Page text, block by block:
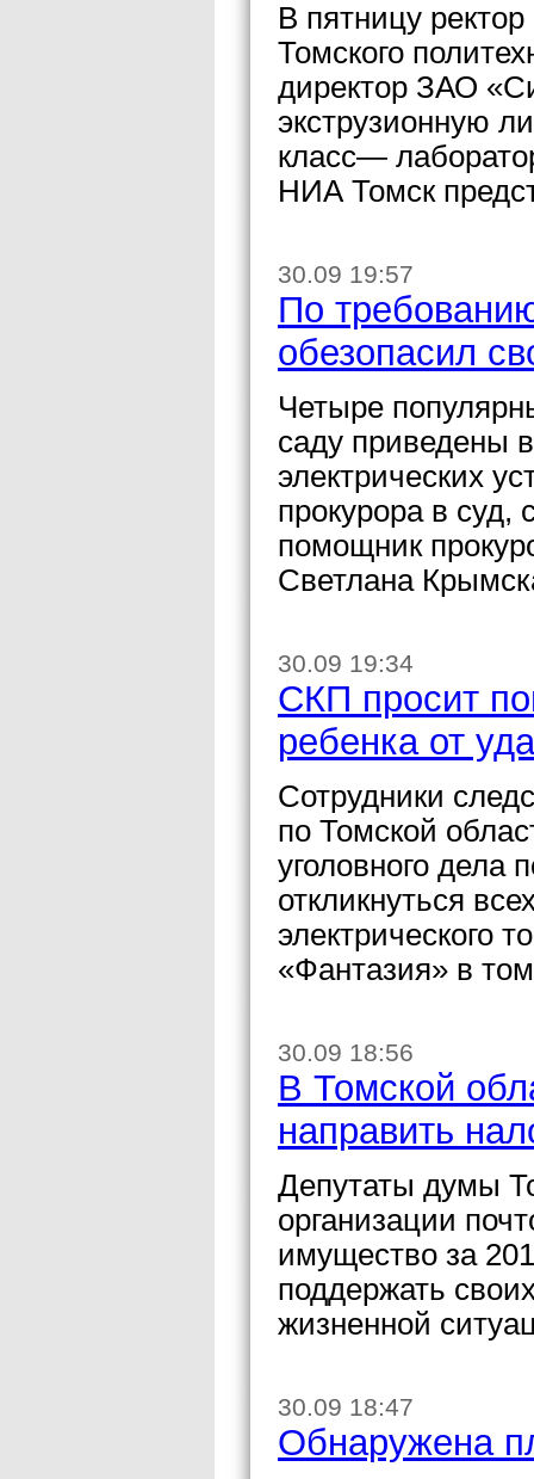
В пятницу
Томского
директор ЗАО
экструзионную
класс—
НИА Томск
30.09 19:57
По
обезопасил
Четыре
саду приведены
электрических
прокурора в
помощник
Светлана
30.09 19:34
СКП просит
ребенка от
Сотрудники
по Томской
уголовного дела
откликнуться
электрического
«Фантазия» в
30.09 18:56
В Томской
направить
Депутаты думы
организации
имущество за
поддержать
жизненной
30.09 18:47
Обнаружена